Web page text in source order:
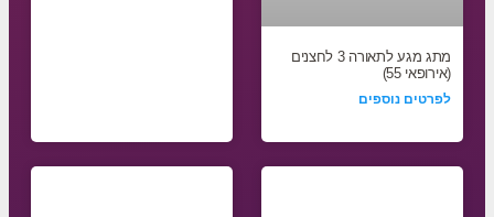
מתג מגע לתאורה 3 לחצנים
(אירופאי 55)
לפרטים נוספים